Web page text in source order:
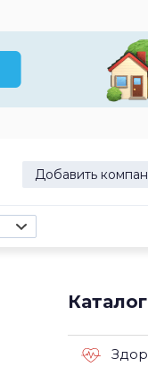
Добавить
Каталог